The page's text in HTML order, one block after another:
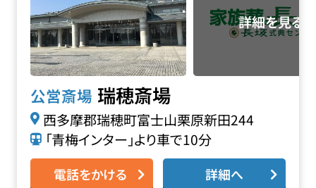
公営斎場 瑞穂斎場
西多摩郡瑞穂町富士山栗原新田244
「青梅インター」より車で10分
電話をかける 詳細へ